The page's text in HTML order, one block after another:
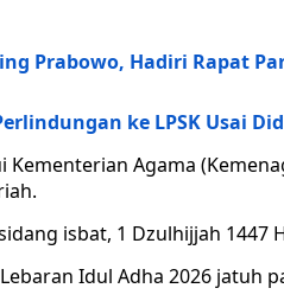
Prabowo, Hadiri Rapat
ke LPSK Usai
Kementerian Agama
isbat, 1 Dzulhijjah 1447
Idul Adha 2026 jatuh